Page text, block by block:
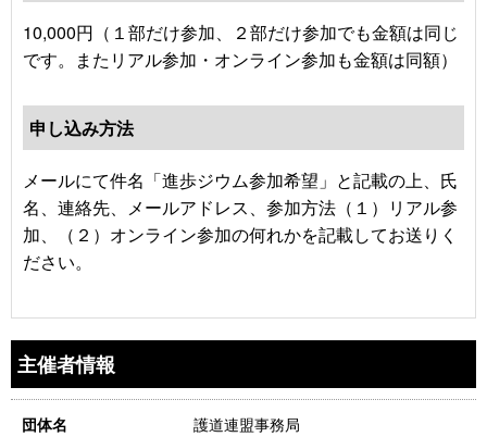
10,000円（１部だけ参加、２部だけ参加でも金額は同じ
です。またリアル参加・オンライン参加も金額は同額）
申し込み方法
メールにて件名「進歩ジウム参加希望」と記載の上、氏
名、連絡先、メールアドレス、参加方法（１）リアル参
加、（２）オンライン参加の何れかを記載してお送りく
ださい。
主催者情報
団体名 護道連盟事務局